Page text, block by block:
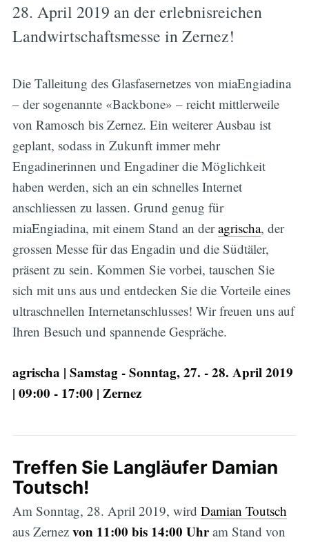
28. April 2019 an der erlebnisreichen
Landwirtschaftsmesse in Zernez!
Die Talleitung des Glasfasernetzes von miaEngiadina
– der sogenannte «Backbone» – reicht mittlerweile
von Ramosch bis Zernez. Ein weiterer Ausbau ist
geplant, sodass in Zukunft immer mehr
Engadinerinnen und Engadiner die Möglichkeit
haben werden, sich an ein schnelles Internet
anschliessen zu lassen. Grund genug für
miaEngiadina, mit einem Stand an deragrischa, der
grossen Messe für das Engadin und die Südtäler,
präsent zu sein. Kommen Sie vorbei, tauschen Sie
sich mit uns aus und entdecken Sie die Vorteile eines
ultraschnellen Internetanschlusses! Wir freuen uns auf
Ihren Besuch und spannende Gespräche.
agrischa | Samstag - Sonntag, 27. - 28. April 2019
| 09:00 - 17:00 | Zernez
Treffen Sie Langläufer Damian
Toutsch!
Am Sonntag, 28. April 2019, wird Damian Toutsch
aus Zernez von 11:00 bis 14:00 Uhram Stand von